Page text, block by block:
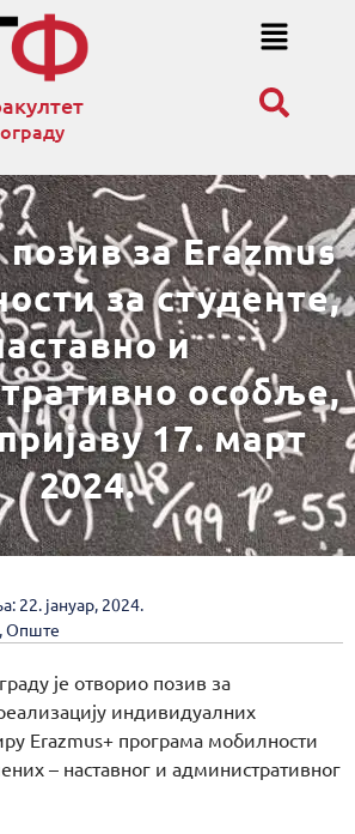
за Erazmus
за студенте,
и
особље,
17. март
2024.
22. јануар, 2024.
,Опште
је отворио позив за
индивидуалних
Erazmus+ програма мобилности
– наставног и административног